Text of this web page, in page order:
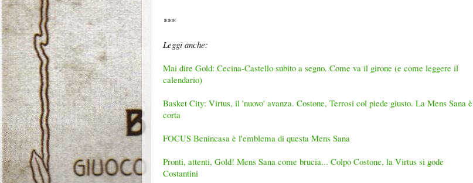
***
Leggi anche:
Mai dire Gold: Cecina-Castello subito a segno. Come va il girone (e come leggere il
calendario)
Basket City: Virtus, il 'nuovo' avanza. Costone, Terrosi col piede giusto. La Mens Sana è
corta
FOCUS Benincasa è l'emblema di questa Mens Sana
Pronti, attenti, Gold! Mens Sana come brucia... Colpo Costone, la Virtus si gode
Costantini